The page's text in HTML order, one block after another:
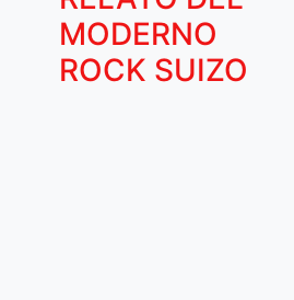
MODERNO
ROCK SUIZO